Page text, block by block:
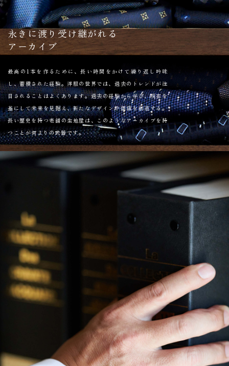
永きに渡り受け継がれる
アーカイブ
最高の1本を作るために、長い時間をかけて繰り返し吟味
し、蓄積された経験。洋服の世界では、過去のトレンドが注
目されることはよくあります。過去の経験から学び、現在を
基にして未来を見据え、新たなデザインや価値を創造する。
長い歴史を持つ老舗の生地屋は、このようなアーカイブを持
つことが何よりの武器です。